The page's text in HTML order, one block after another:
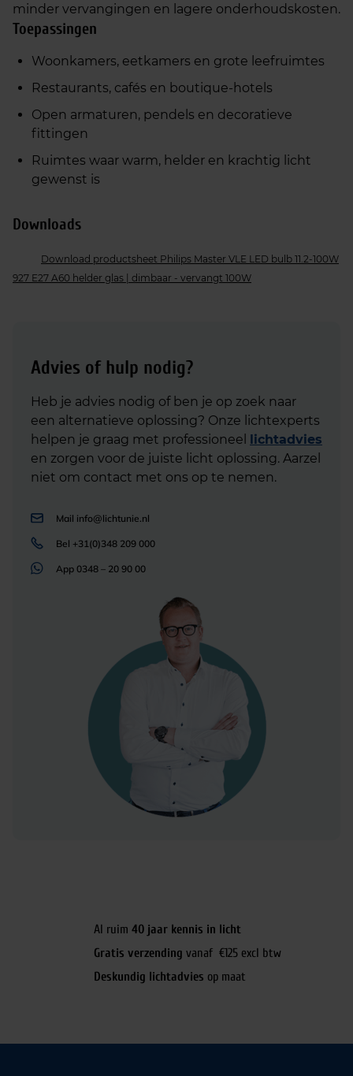
minder vervangingen en lagere onderhoudskosten.
Toepassingen
Woonkamers, eetkamers en grote leefruimtes
Restaurants, cafés en boutique‑hotels
Open armaturen, pendels en decoratieve
fittingen
Ruimtes waar warm, helder en krachtig licht
gewenst is
Downloads
Download productsheet Philips Master VLE LED bulb 11.2-100W
927 E27 A60 helder glas | dimbaar - vervangt 100W
Advies of hulp nodig?
Heb je advies nodig of ben je op zoek naar
een alternatieve oplossing? Onze lichtexperts
helpen je graag met professioneel lichtadvies
en zorgen voor de juiste licht oplossing. Aarzel
niet om contact met ons op te nemen.
Mail info@lichtunie.nl
Bel +31(0)348 209 000
App 0348 – 20 90 00
Al ruim 40 jaar kennis in licht
Gratis verzending vanaf €125 excl btw
Deskundig lichtadvies op maat